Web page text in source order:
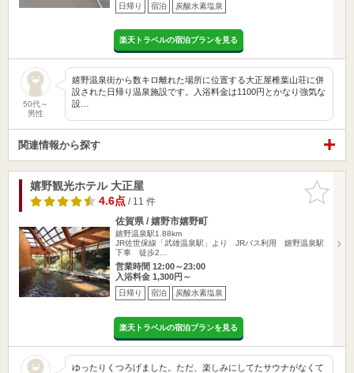
日帰り 宿泊 炭酸水素塩泉
楽天トラベルの宿泊プランを見る
50代～
男性
嬉野温泉街から数キロ離れた場所に位置する大正屋椎葉山荘に併
設された日帰り温泉施設です。入浴料金は1100円とかなり強気な
設…
関連情報から探す
お気に入
りに追加
嬉野観光ホテル 大正屋
4.6点/ 11 件
佐賀県 / 嬉野市嬉野町
嬉野温泉駅1.88km
JR佐世保線「武雄温泉駅」より JRバス利用 嬉野温泉駅
下車 徒歩2…
営業時間 12:00～23:00
入浴料金 1,300円～
日帰り 宿泊 炭酸水素塩泉
楽天トラベルの宿泊プランを見る
ゆったりくつろげました。ただ、楽しみにしてたサウナがなくて